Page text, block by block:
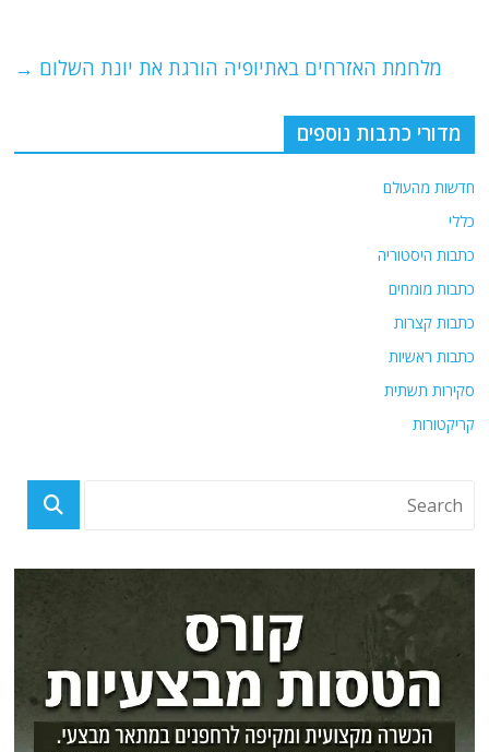
k
מלחמת האזרחים באתיופיה הורגת את יונת השלום →
מדורי כתבות נוספים
חדשות מהעולם
כללי
כתבות היסטוריה
כתבות מומחים
כתבות קצרות
כתבות ראשיות
סקירות תשתית
קריקטורות